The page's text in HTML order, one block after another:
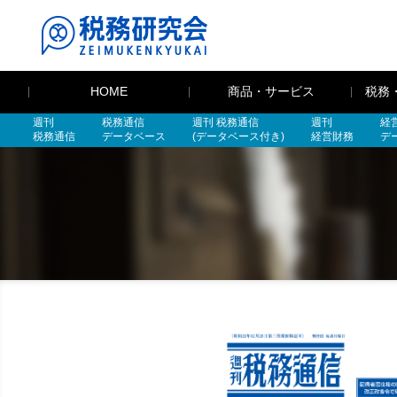
HOME 商品・サービス 税務
週刊
税務通信
税務通信
データベース
週刊 税務通信
(データベース付き)
週刊
経営財務
経
デ